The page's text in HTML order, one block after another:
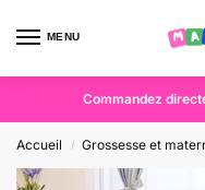
MENU
Commandez
Accueil / Grossesse et